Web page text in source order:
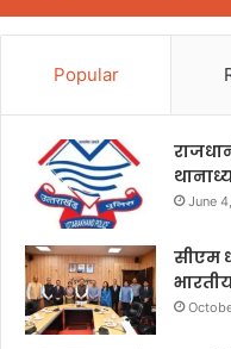
Popular
June
सीएम